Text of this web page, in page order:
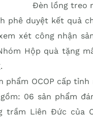
phê duyệt kết quả
xét công nhận
Hộp quà tặng
phẩm OCOP cấp
06 sản phẩm
trầm Liên Đức của